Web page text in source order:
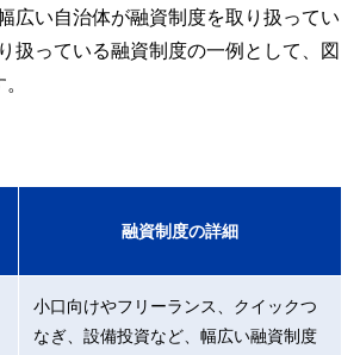
広い自治体が融資制度を取り扱ってい
扱っている融資制度の一例として、図
融資制度の詳細
小口向けやフリーランス、クイックつ
なぎ、設備投資など、幅広い融資制度